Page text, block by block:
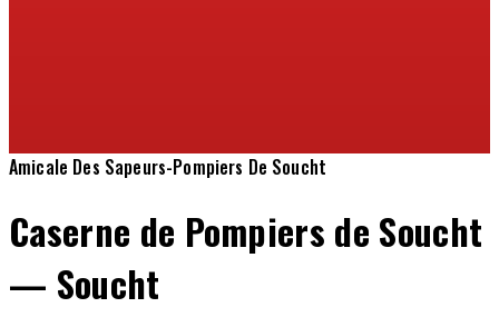
Amicale Des Sapeurs-Pompiers De Soucht
Caserne de Pompiers de Soucht
— Soucht